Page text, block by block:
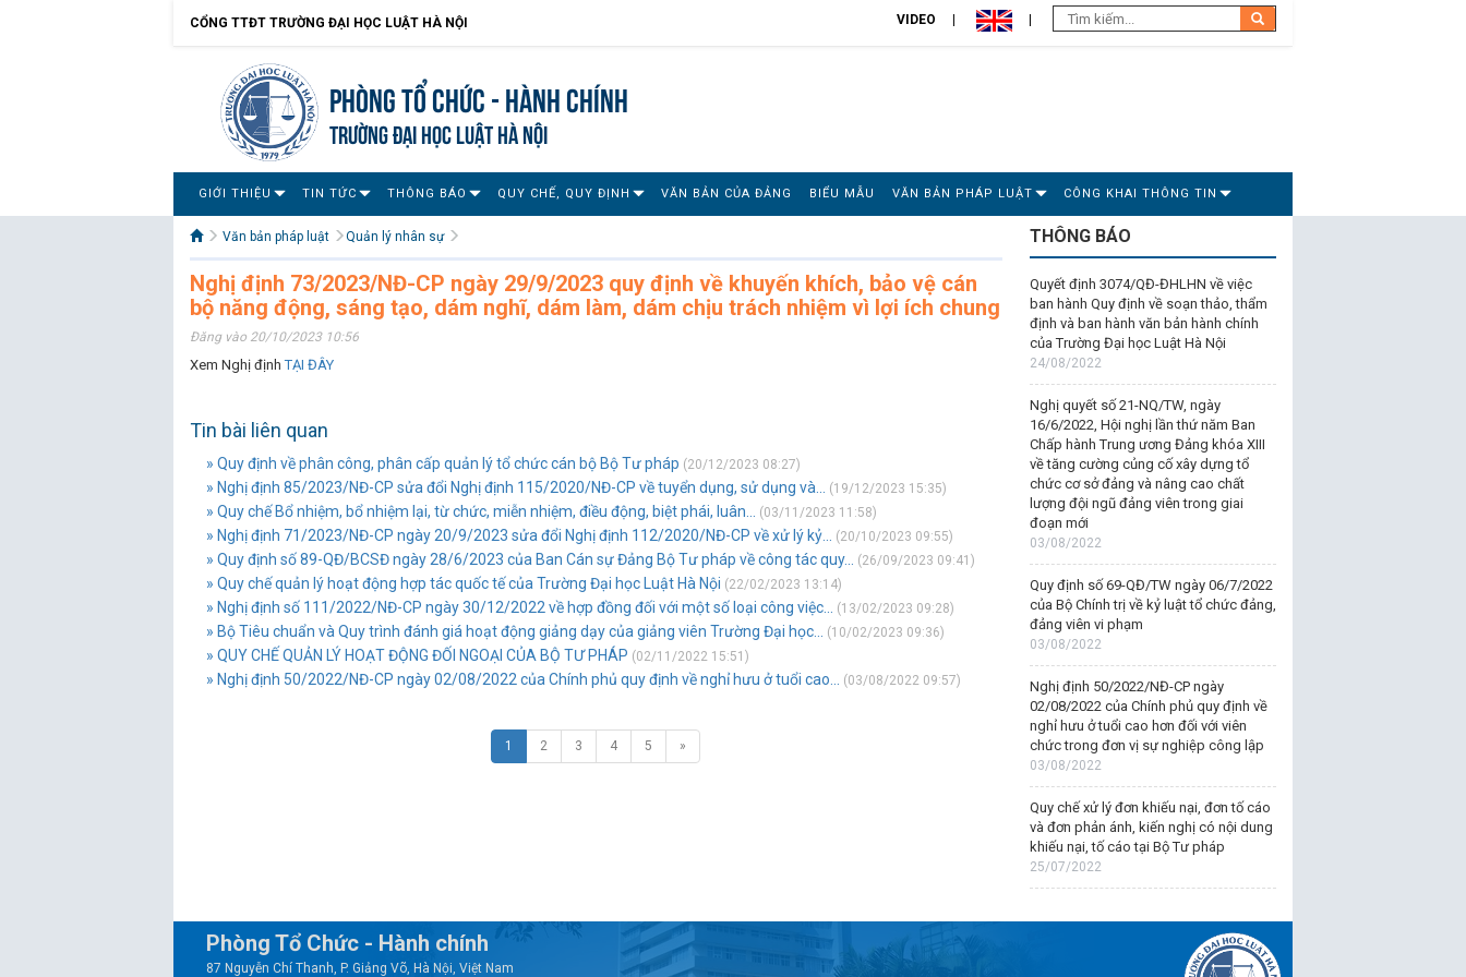
CỔNG TTĐT TRƯỜNG ĐẠI HỌC LUẬT HÀ NỘI VIDEO
Phòng Tổ chức - Hành chính
TRƯỜNG ĐẠI HỌC LUẬT HÀ NỘI
GIỚI THIỆU TIN TỨC THÔNG BÁO QUY CHẾ, QUY ĐỊNH VĂN BẢN CỦA ĐẢNG BIỂU MẪU VĂN BẢN PHÁP LUẬT CÔNG KHAI THÔNG TIN
Văn bản pháp luật Quản lý nhân sự
Nghị định 73/2023/NĐ-CP ngày 29/9/2023 quy định về khuyến khích, bảo vệ cán
bộ năng động, sáng tạo, dám nghĩ, dám làm, dám chịu trách nhiệm vì lợi ích chung
Đăng vào 20/10/2023 10:56
Xem Nghị địnhTẠI ĐÂY
Tin bài liên quan
» Quy định về phân công, phân cấp quản lý tổ chức cán bộ Bộ Tư pháp (20/12/2023 08:27)
» Nghị định 85/2023/NĐ-CP sửa đổi Nghị định 115/2020/NĐ-CP về tuyển dụng, sử dụng và... (19/12/2023 15:35)
» Quy chế Bổ nhiệm, bổ nhiệm lại, từ chức, miễn nhiệm, điều động, biệt phái, luân... (03/11/2023 11:58)
» Nghị định 71/2023/NĐ-CP ngày 20/9/2023 sửa đổi Nghị định 112/2020/NĐ-CP về xử lý kỷ... (20/10/2023 09:55)
» Quy định số 89-QĐ/BCSĐ ngày 28/6/2023 của Ban Cán sự Đảng Bộ Tư pháp về công tác quy... (26/09/2023 09:41)
» Quy chế quản lý hoạt động hợp tác quốc tế của Trường Đại học Luật Hà Nội (22/02/2023 13:14)
» Nghị định số 111/2022/NĐ-CP ngày 30/12/2022 về hợp đồng đối với một số loại công việc... (13/02/2023 09:28)
» Bộ Tiêu chuẩn và Quy trình đánh giá hoạt động giảng dạy của giảng viên Trường Đại học... (10/02/2023 09:36)
» QUY CHẾ QUẢN LÝ HOẠT ĐỘNG ĐỐI NGOẠI CỦA BỘ TƯ PHÁP (02/11/2022 15:51)
» Nghị định 50/2022/NĐ-CP ngày 02/08/2022 của Chính phủ quy định về nghỉ hưu ở tuổi cao... (03/08/2022 09:57)
1 2 3 4 5 »
THÔNG BÁO
Quyết định 3074/QĐ-ĐHLHN về việc
ban hành Quy định về soạn thảo, thẩm
định và ban hành văn bản hành chính
của Trường Đại học Luật Hà Nội
24/08/2022
Nghị quyết số 21-NQ/TW, ngày
16/6/2022, Hội nghị lần thứ năm Ban
Chấp hành Trung ương Đảng khóa XIII
về tăng cường củng cố xây dựng tổ
chức cơ sở đảng và nâng cao chất
lượng đội ngũ đảng viên trong giai
đoạn mới
03/08/2022
Quy định số 69-QĐ/TW ngày 06/7/2022
của Bộ Chính trị về kỷ luật tổ chức đảng,
đảng viên vi phạm
03/08/2022
Nghị định 50/2022/NĐ-CP ngày
02/08/2022 của Chính phủ quy định về
nghỉ hưu ở tuổi cao hơn đối với viên
chức trong đơn vị sự nghiệp công lập
03/08/2022
Quy chế xử lý đơn khiếu nại, đơn tố cáo
và đơn phản ánh, kiến nghị có nội dung
khiếu nại, tố cáo tại Bộ Tư pháp
25/07/2022
Phòng Tổ Chức - Hành chính
87 Nguyễn Chí Thanh, P. Giảng Võ, Hà Nội, Việt Nam